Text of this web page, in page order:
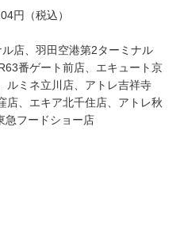
円（税込）
ル店、羽田空港第2ターミナル
番ゲート前店、エキュート京
ルミネ立川店、アトレ吉祥寺
店、エキア北千住店、アトレ秋
急フードショー店